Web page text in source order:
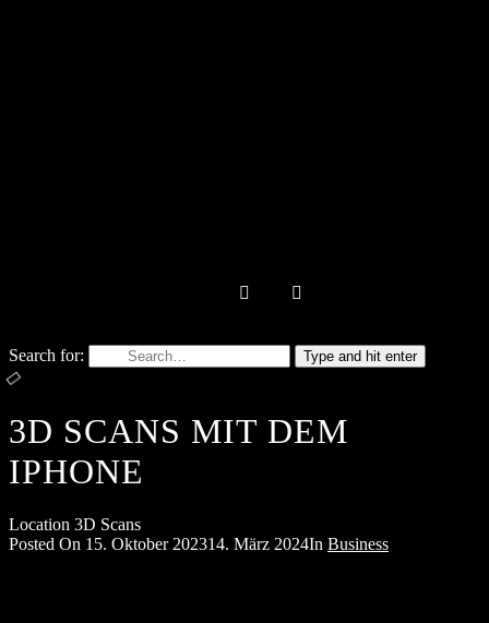
Search for: Type and hit enter
3D SCANS MIT DEM
IPHONE
Location 3D Scans
Posted On 15. Oktober 202314. März 2024In Business